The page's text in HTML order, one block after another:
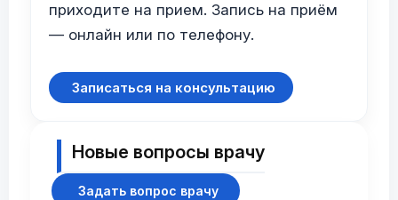
приходите на прием. Запись на приём
— онлайн или по телефону.
Записаться на консультацию
Новые вопросы врачу
Задать вопрос врачу